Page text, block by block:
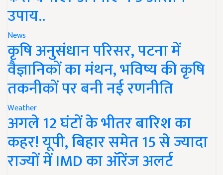
उपाय..
News
कृषि अनुसंधान परिसर, पटना में
वैज्ञानिकों का मंथन, भविष्य की कृषि
तकनीकों पर बनी नई रणनीति
Weather
अगले 12 घंटों के भीतर बारिश का
कहर! यूपी, बिहार समेत 15 से ज्यादा
राज्यों में IMD का ऑरेंज अलर्ट